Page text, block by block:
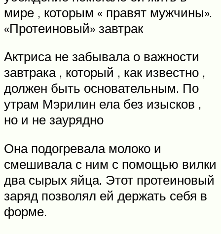
мире , которым « правят мужчины».
«Протеиновый» завтрак
Актриса не забывала о важности
завтрака , который , как известно ,
должен быть основательным. По
утрам Мэрилин ела без изысков ,
но и не заурядно
Она подогревала молоко и
смешивала с ним с помощью вилки
два сырых яйца. Этот протеиновый
заряд позволял ей держать себя в
форме.